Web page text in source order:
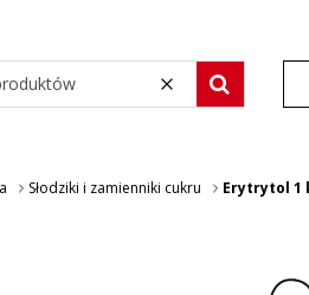
WyczyśćSzukaj wśród
Słodziki i zamienniki cukru Erytrytol 1